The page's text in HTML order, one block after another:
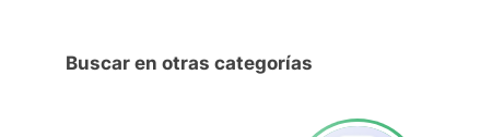
Buscar en otras categorías